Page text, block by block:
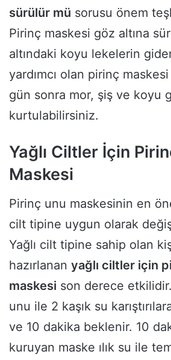
sürülür mü sorusu önem
Pirinç maskesi göz altına
altındaki koyu lekelerin
yardımcı olan pirinç
gün sonra mor, şiş ve koyu
kurtulabilirsiniz.
Yağlı Ciltler İçin
Maskesi
Pirinç unu maskesinin en
cilt tipine uygun olarak
Yağlı cilt tipine sahip olan
hazırlanan yağlı ciltler için
maskesi son derece
unu ile 2 kaşık su
ve 10 dakika beklenir. 10
kuruyan maske ılık su ile